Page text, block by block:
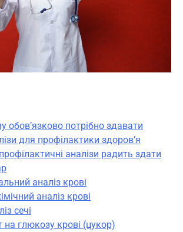
обов’язково потрібно здавати
для профілактики здоров’я
аналізи радить здати
аналіз крові
аналіз крові
сечі
на глюкозу крові (цукор)